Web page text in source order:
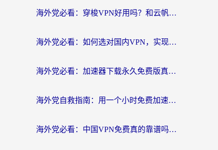
海外党必看：穿梭VPN好用吗？和云帆VPN对比哪个回国效果更好？附真实测评+避坑指南
海外党必看：如何选对国内VPN，实现无缝访问国内资源？
海外党必看：加速器下载永久免费版真的存在吗？教你无缝访问国内资源的正确姿势
海外党自救指南：用一个小时免费加速器，轻松打破国内资源访问壁垒？
海外党必看：中国VPN免费真的靠谱吗？手把手教你选对回国加速器